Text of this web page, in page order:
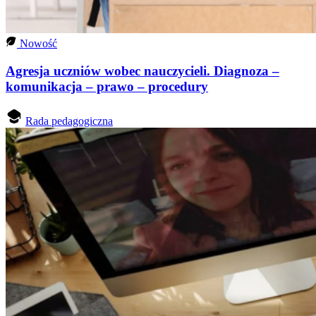
Nowość
Agresja uczniów wobec nauczycieli. Diagnoza –
komunikacja – prawo – procedury
Rada pedagogiczna